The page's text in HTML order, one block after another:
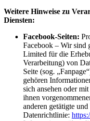
Weitere Hinweise zu
Diensten:
Facebook-Seiten:
Facebook – Wir sind
Limited für die
Verarbeitung) von
Seite (sog.
gehören
sich ansehen oder
ihnen
anderen getätigte
Datenrichtlinie: